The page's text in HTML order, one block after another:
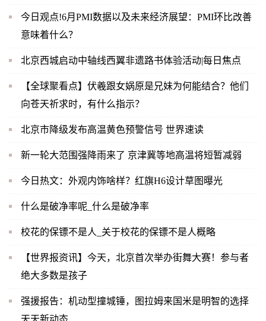
今日观点!6月PMI数据以及未来经济展望：PMI环比改善
意味着什么？
北京西城启动中轴线西翼非遗路书体验活动|每日焦点
【全球聚看点】伏羲跟女娲原是兄妹为何能结合？他们
向苍天祈求时，有什么指示？
北京市降级发布高温黄色预警信号 世界速读
新一轮大范围强降雨来了 京津冀等地高温将短暂减弱
今日热文：外观内饰啥样？红旗H6设计草图曝光
什么是破净率呢_什么是破净率
校花的保镖不是人_关于校花的保镖不是人概略
【世界报资讯】今天，北京首次举办街舞大赛！参与者
绝大多数是孩子
强援报告：机动型撞城锤，图拉姆来国米是明智的选择
天天新动态